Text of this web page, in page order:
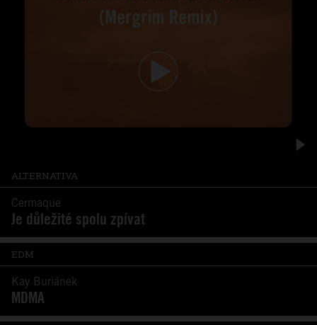
ALTERNATIVA
Cermaque
Je důležité spolu zpívat
EDM
Kay Buriánek
MDMA